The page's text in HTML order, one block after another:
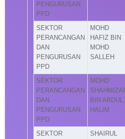
PENGURUSAN
PPD
SEKTOR
PERANCANGAN
DAN
PENGURUSAN
PPD
MOHD
HAFIZ BIN
MOHD
SALLEH
SEKTOR
PERANCANGAN
DAN
PENGURUSAN
PPD
MOHD
BIN ABDUL
HALIM
SEKTOR
SHAIRUL